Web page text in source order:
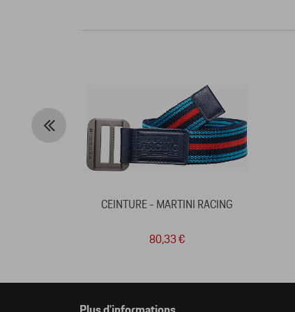
CEINTURE - MARTINI RACING
80,33 €